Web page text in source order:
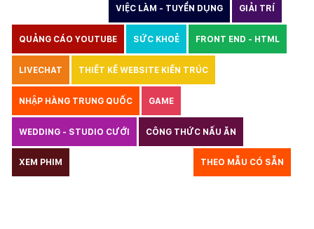
VIỆC LÀM - TUYỂN DỤNG GIẢI TRÍ
QUẢNG CÁO YOUTUBE SỨC KHOẺ FRONT END - HTML
LIVECHAT THIẾT KẾ WEBSITE KIẾN TRÚC
NHẬP HÀNG TRUNG QUỐC GAME
WEDDING - STUDIO CƯỚI CÔNG THỨC NẤU ĂN
XEM PHIM THEO MẪU CÓ SẴN